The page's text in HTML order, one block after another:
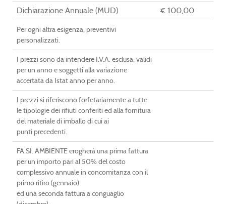
Dichiarazione Annuale (MUD) € 100,00
Per ogni altra esigenza, preventivi
personalizzati.
I prezzi sono da intendere I.V.A. esclusa, validi
per un anno e soggetti alla variazione
accertata da Istat anno per anno.
I prezzi si riferiscono forfetariamente a tutte
le tipologie dei rifiuti conferiti ed alla fornitura
del materiale di imballo di cui ai
punti precedenti.
FA.SI. AMBIENTE erogherà una prima fattura
per un importo pari al 50% del costo
complessivo annuale in concomitanza con il
primo ritiro (gennaio)
ed una seconda fattura a conguaglio